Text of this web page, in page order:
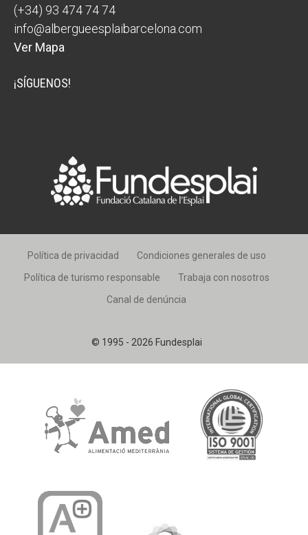
(+34) 93 474 74 74
info@albergueesplaibarcelona.com
Ver Mapa
¡SÍGUENOS!
© 1995 - 2026 Fundesplai
Política de privacidad
Condiciones generales de uso
Política de turismo responsable
Trabaja con nosotros
Canal de denúncia